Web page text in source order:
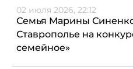
02 июля 2026, 22:12
Семья Марины
Ставрополье на
семейное»